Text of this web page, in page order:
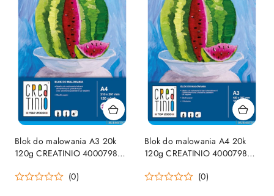
Blok do malowania A3 20k
120g CREATINIO 400079859
(0)
Blok do malowania A4 20k
120g CREATINIO 400079858
(0)